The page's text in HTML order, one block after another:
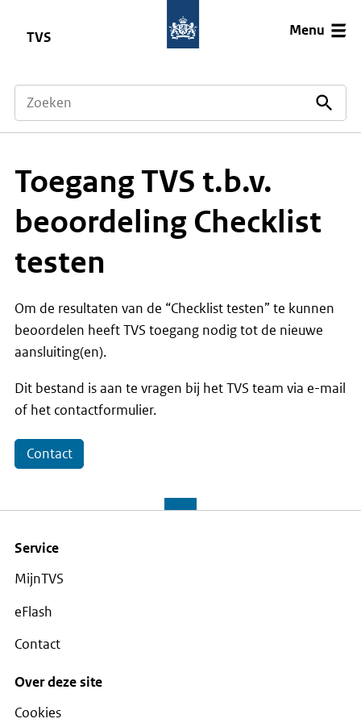
TVS Menu
Toegang TVS t.b.v.
beoordeling Checklist
testen
Om de resultaten van de “Checklist testen” te kunnen
beoordelen heeft TVS toegang nodig tot de nieuwe
aansluiting(en).
Dit bestand is aan te vragen bij het TVS team via e-mail
of het contactformulier.
Contact
Service
MijnTVS
eFlash
Contact
Over deze site
Cookies